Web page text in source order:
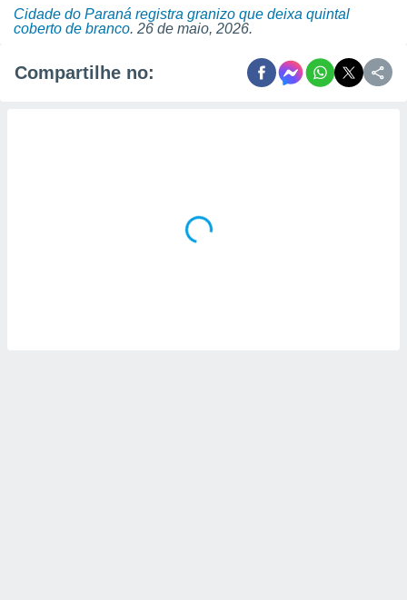
Cidade do Paraná registra granizo que deixa quintal
coberto de branco. 26 de maio, 2026.
Compartilhe no: